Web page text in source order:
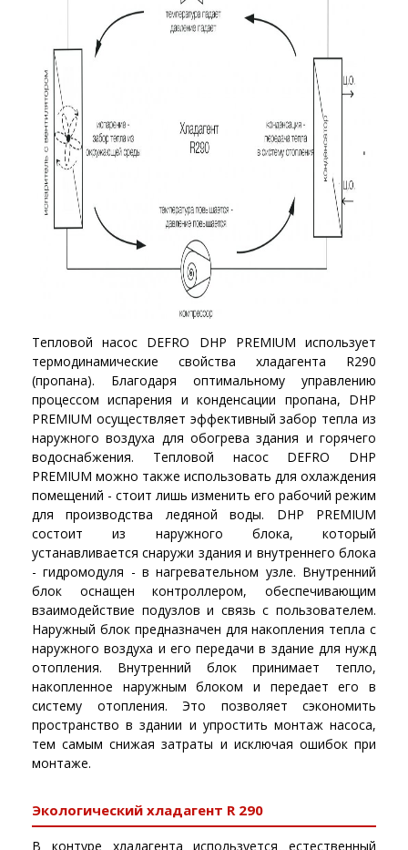
Тепловой насос DEFRO DHP PREMIUM использует
термодинамические свойства хладагента R290
(пропана). Благодаря оптимальному управлению
процессом испарения и конденсации пропана, DHP
PREMIUM осуществляет эффективный забор тепла из
наружного воздуха для обогрева здания и горячего
водоснабжения. Тепловой насос DEFRO DHP
PREMIUM можно также использовать для охлаждения
помещений - стоит лишь изменить его рабочий режим
для производства ледяной воды. DHP PREMIUM
состоит из наружного блока, который
устанавливается снаружи здания и внутреннего блока
- гидромодуля - в нагревательном узле. Внутренний
блок оснащен контроллером, обеспечивающим
взаимодействие подузлов и связь с пользователем.
Наружный блок предназначен для накопления тепла с
наружного воздуха и его передачи в здание для нужд
отопления. Внутренний блок принимает тепло,
накопленное наружным блоком и передает его в
систему отопления. Это позволяет сэкономить
пространство в здании и упростить монтаж насоса,
тем самым снижая затраты и исключая ошибок при
монтаже.
Экологический хладагент R 290
В контуре хладагента используется естественный